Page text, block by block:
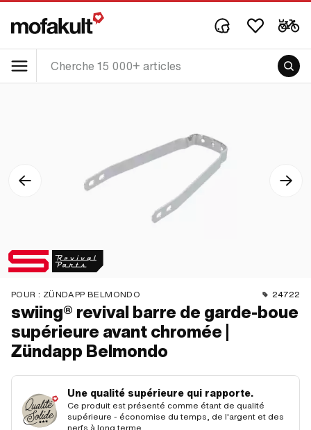
POUR : ZÜNDAPP BELMONDO 24722
swiing® revival barre de garde-boue
supérieure avant chromée |
Zündapp Belmondo
Une qualité supérieure qui rapporte.
Ce produit est présenté comme étant de qualité
supérieure - économise du temps, de l'argent et des